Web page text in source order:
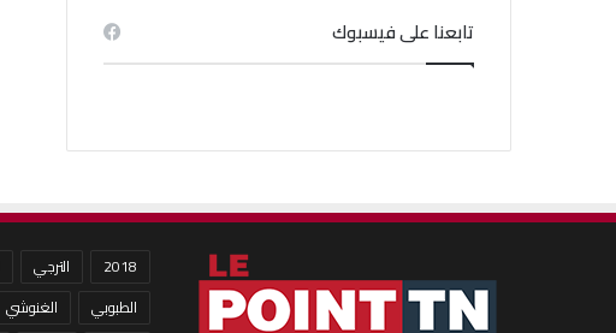
تابعنا على فيسبوك
2018 الترجي
الطبوبي
الغنوشي